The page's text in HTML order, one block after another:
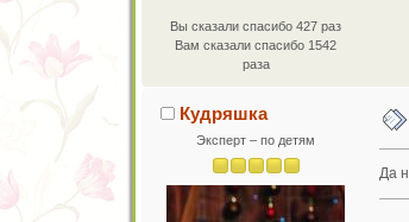
Вы сказали спасибо 427 раз
Вам сказали спасибо 1542
раза
Кудряшка
Эксперт – по детям
Да